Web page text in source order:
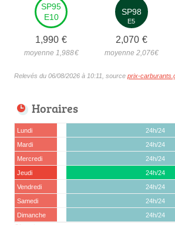
SP95
E10
1,990 €
moyenne 1,988€
SP98
E5
2,070 €
moyenne 2,076€
Relevés du 06/08/2026 à 10:11, source prix-
Horaires
Lundi
24h/24
Mardi
24h/24
Mercredi
24h/24
Jeudi
24h/24
Vendredi
24h/24
Samedi
24h/24
Dimanche
24h/24